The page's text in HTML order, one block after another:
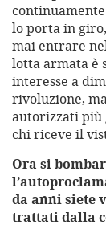
lo porta in
mai entrare
lotta armata è
interesse a
rivoluzione,
autorizzati più
chi riceve il
Ora si
da anni siete
trattati dalla